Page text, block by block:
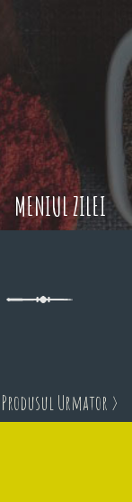
MENIUL ZILEI
Produsul Urmator >